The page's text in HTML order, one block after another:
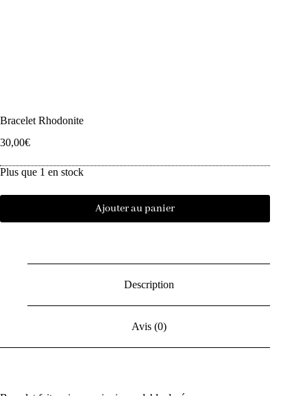
Bracelet Rhodonite
30,00€
Plus que 1 en stock
Ajouter au panier
Description
Avis (0)